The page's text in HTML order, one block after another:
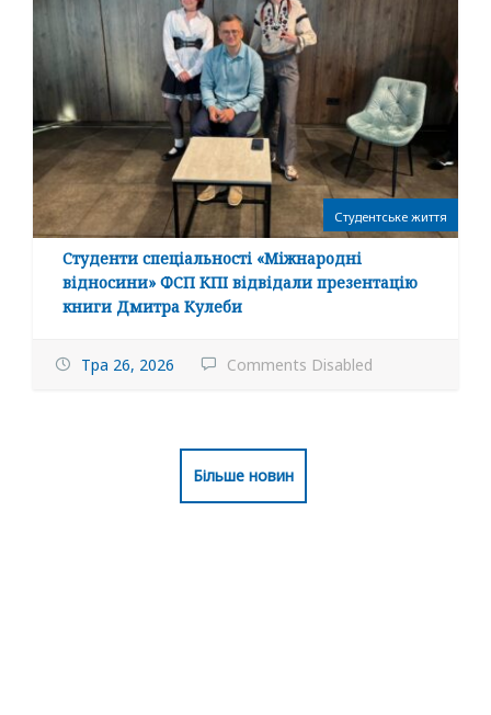
Студентське життя
Студенти спеціальності «Міжнародні
відносини» ФСП КПІ відвідали презентацію
книги Дмитра Кулеби
Тра 26, 2026 Comments Disabled
Більше новин